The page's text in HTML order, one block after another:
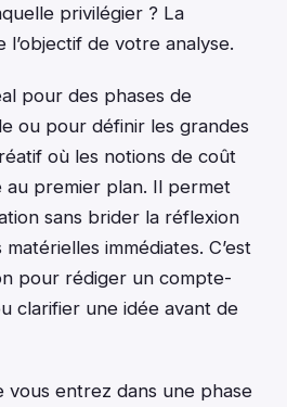
privilégier ? La
de votre analyse.
pour des phases de
ou pour définir les grandes
où les notions de coût
au premier plan. Il permet
sans brider la réflexion
immédiates. C’est
pour rédiger un compte-
clarifier une idée avant de
vous entrez dans une phase